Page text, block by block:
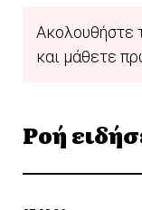
Ακολουθήστε
και μάθετε
Ροή